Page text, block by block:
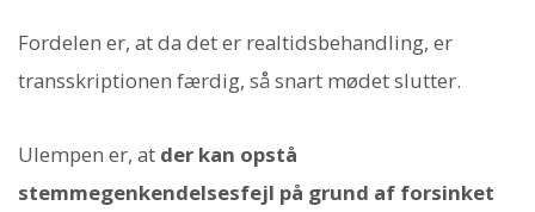
Fordelen er, at da det er realtidsbehandling, er
transskriptionen færdig, så snart mødet slutter.
Ulempen er, at der kan opstå
stemmegenkendelsesfejl på grund af forsinket